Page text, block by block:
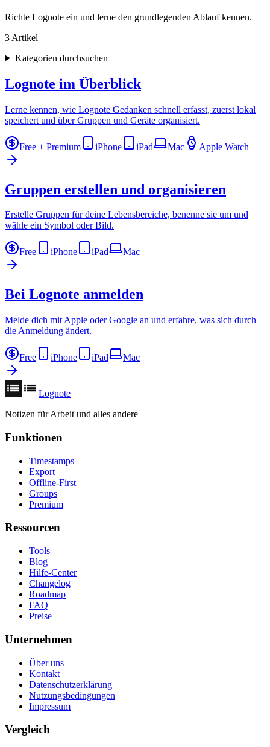
Richte Lognote ein und lerne den grundlegenden Ablauf kennen.
3 Artikel
Kategorien durchsuchen
Lognote im Überblick
Lerne kennen, wie Lognote Gedanken schnell erfasst, zuerst lokal
speichert und über Gruppen und Geräte organisiert.
Free + Premium iPhone iPad Mac Apple Watch
Gruppen erstellen und organisieren
Erstelle Gruppen für deine Lebensbereiche, benenne sie um und
wähle ein Symbol oder Bild.
Free iPhone iPad Mac
Bei Lognote anmelden
Melde dich mit Apple oder Google an und erfahre, was sich durch
die Anmeldung ändert.
Free iPhone iPad Mac
Lognote
Notizen für Arbeit und alles andere
Funktionen
Timestamps
Export
Offline-First
Groups
Premium
Ressourcen
Tools
Blog
Hilfe-Center
Changelog
Roadmap
FAQ
Preise
Unternehmen
Über uns
Kontakt
Datenschutzerklärung
Nutzungsbedingungen
Impressum
Vergleich